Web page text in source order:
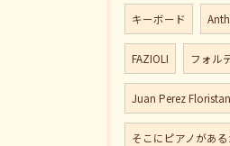
キーボード
FAZIOLI フォル
Juan Perez Floristan
そこにピアノがある